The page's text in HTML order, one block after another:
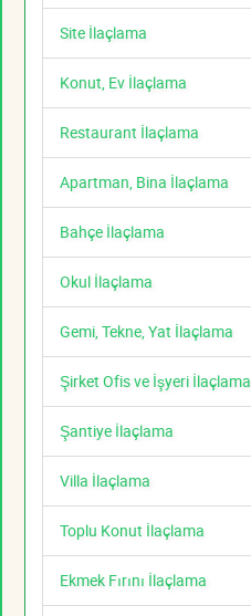
Site İlaçlama
Konut, Ev İlaçlama
Restaurant İlaçlama
Apartman, Bina İlaçlama
Bahçe İlaçlama
Okul İlaçlama
Gemi, Tekne, Yat İlaçlama
Şirket Ofis ve İşyeri İlaçlama
Şantiye İlaçlama
Villa İlaçlama
Toplu Konut İlaçlama
Ekmek Fırını İlaçlama